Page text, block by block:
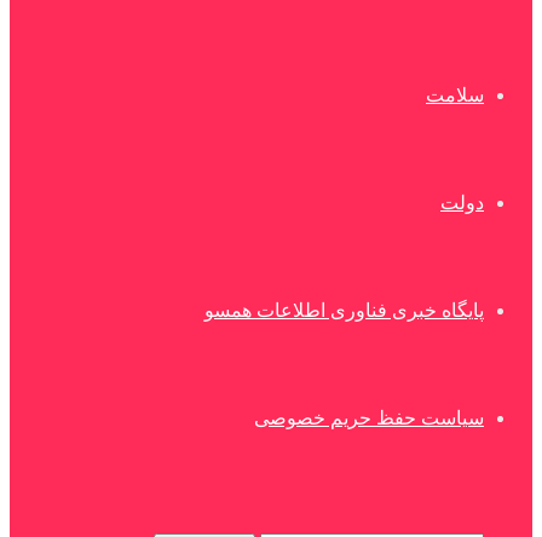
سلامت
دولت
پایگاه خبری فناوری اطلاعات همسو
سیاست حفظ حریم خصوصی